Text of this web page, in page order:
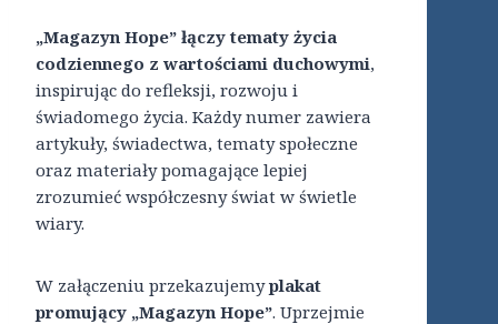
„Magazyn Hope” łączy tematy życia
codziennego z wartościami duchowymi,
inspirując do refleksji, rozwoju i
świadomego życia. Każdy numer zawiera
artykuły, świadectwa, tematy społeczne
oraz materiały pomagające lepiej
zrozumieć współczesny świat w świetle
wiary.
W załączeniu przekazujemyplakat
promujący „Magazyn Hope”. Uprzejmie